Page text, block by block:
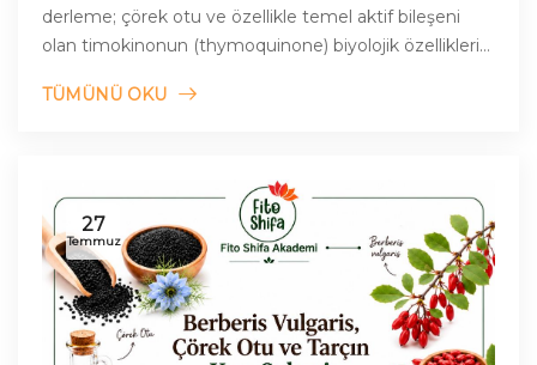
derleme; çörek otu ve özellikle temel aktif bileşeni
olan timokinonun (thymoquinone) biyolojik özelliklerini
TÜMÜNÜ OKU
27
Temmuz